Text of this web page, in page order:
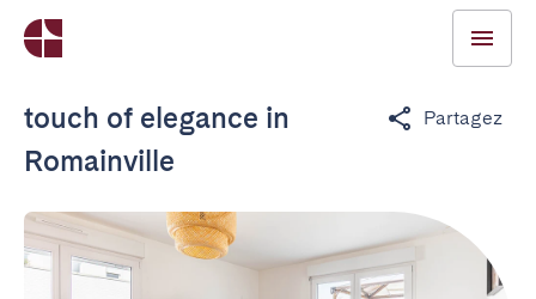
touch of elegance in
Romainville
Partagez